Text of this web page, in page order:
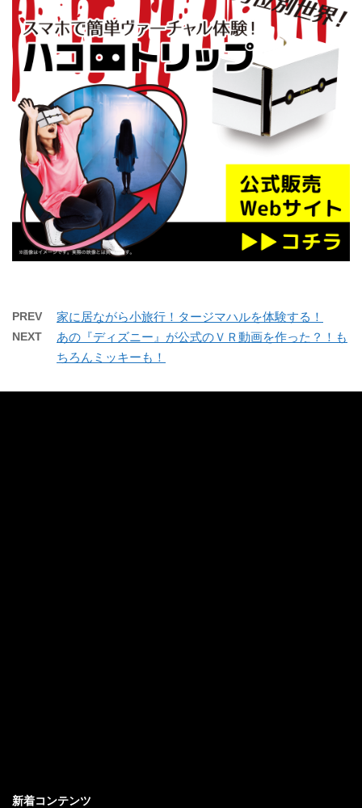
PREV 家に居ながら小旅行！タージマハルを体験する！
NEXT
あの『ディズニー』が公式のＶＲ動画を作った？！も
ちろんミッキーも！
新着コンテンツ